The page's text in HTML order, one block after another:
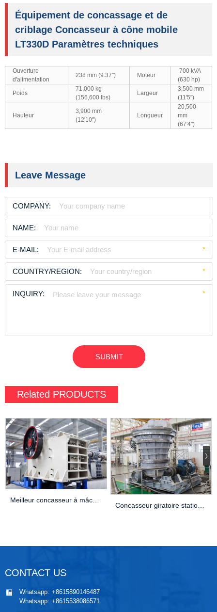
Équipement de concassage et de
criblage Concasseur à cône mobile
LT330D Paramètres techniques
Ouverture
d'alimentation
238 mm (9.37'') Moteur
700 kVA
(630 hp)
Poids
71,000 kg
(156,600 lbs)
Largeur
3,500 mm
(11'5")
Hauteur
3,900 mm
(12'10")
Longueur
20,500
mm
(67'4")
Leave Message
COMPANY:
NAME:
E-MAIL: *
COUNTRY/REGION: *
INQUIRY: *
Related PRODUCTS
Meilleur concasseur à mâchoires pour granit : meilleurs choix et guide d’achat (2025)
Concasseur giratoire stationnaire de grande capacité CG830i
CONTACT US
Whatsapp: +8615890146487
Whatsapp: +8615538086571